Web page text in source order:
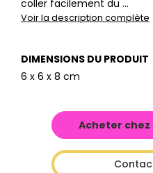
coller facilement du ...
Voir la description complète
DIMENSIONS DU PRODUIT
6 x 6 x 8 cm
Acheter